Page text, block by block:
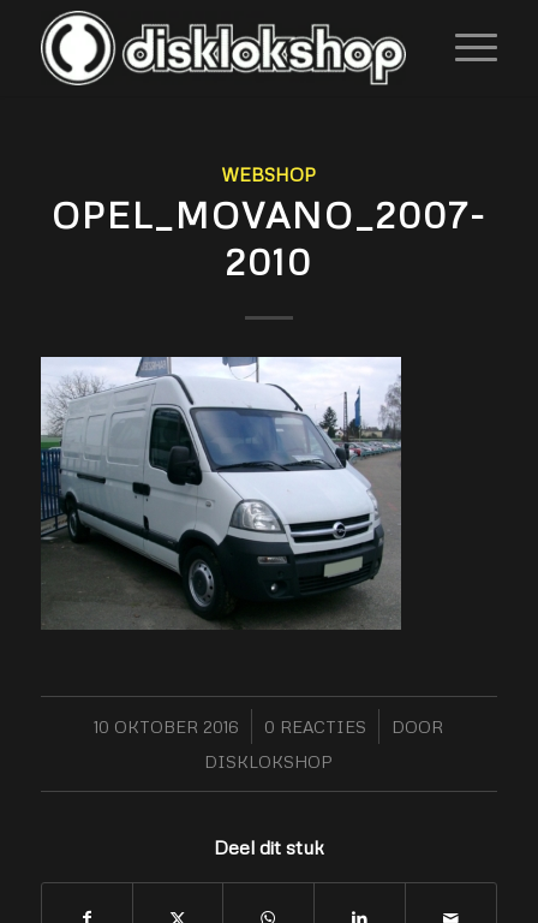
WEBSHOP
OPEL_MOVANO_2007-
2010
10 OKTOBER 2016
/ 0 REACTIES
/
DOOR
DISKLOKSHOP
Deel dit stuk